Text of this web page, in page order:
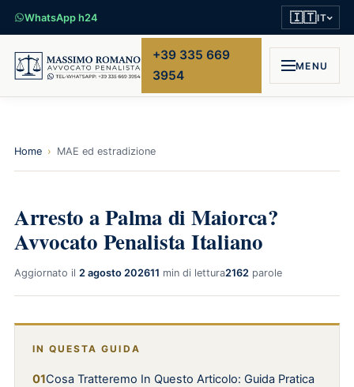
WhatsApp h24 🇮🇹IT
+39 335 669
3954
MENU
Home › MAE ed estradizione
Arresto a Palma di Maiorca?
Avvocato Penalista Italiano
Aggiornato il 2 agosto 202611 min di lettura2162 parole
IN QUESTA GUIDA
Cosa Tratteremo In Questo Articolo: Guida Pratica